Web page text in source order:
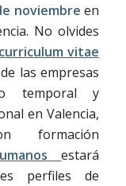
noviembre en
No olvides
curriculum vitae
las empresas
temporal y
en Valencia,
formación
estará
perfiles de